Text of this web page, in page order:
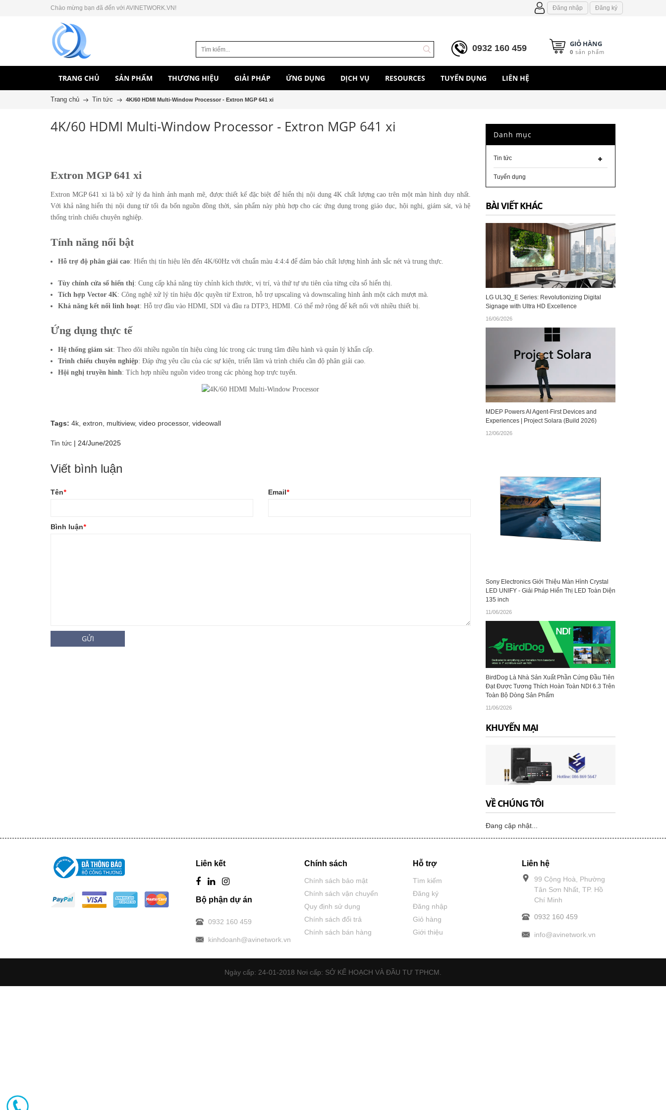
Chào mừng bạn đã đến với AVINETWORK.VN! Đăng nhập Đăng ký
0932 160 459 GIỎ HÀNG
0 sản phẩm
TRANG CHỦ SẢN PHẨM THƯƠNG HIỆU GIẢI PHÁP ỨNG DỤNG DỊCH VỤ RESOURCES TUYỂN DỤNG LIÊN HỆ
Trang chủ Tin tức 4K/60 HDMI Multi-Window Processor - Extron MGP 641 xi
4K/60 HDMI Multi-Window Processor - Extron MGP 641 xi
Extron MGP 641 xi
Extron MGP 641 xi là bộ xử lý đa hình ảnh mạnh mẽ, được thiết kế đặc biệt để hiển thị nội dung 4K chất lượng cao trên một màn hình duy nhất.
Với khả năng hiển thị nội dung từ tối đa bốn nguồn đồng thời, sản phẩm này phù hợp cho các ứng dụng trong giáo dục, hội nghị, giám sát, và hệ
thống trình chiếu chuyên nghiệp.
Tính năng nổi bật
Hỗ trợ độ phân giải cao: Hiển thị tín hiệu lên đến 4K/60Hz với chuẩn màu 4:4:4 để đảm bảo chất lượng hình ảnh sắc nét và trung thực.
Tùy chỉnh cửa sổ hiển thị: Cung cấp khả năng tùy chỉnh kích thước, vị trí, và thứ tự ưu tiên của từng cửa sổ hiển thị.
Tích hợp Vector 4K: Công nghệ xử lý tín hiệu độc quyền từ Extron, hỗ trợ upscaling và downscaling hình ảnh một cách mượt mà.
Khả năng kết nối linh hoạt: Hỗ trợ đầu vào HDMI, SDI và đầu ra DTP3, HDMI. Có thể mở rộng để kết nối với nhiều thiết bị.
Ứng dụng thực tế
Hệ thống giám sát: Theo dõi nhiều nguồn tín hiệu cùng lúc trong các trung tâm điều hành và quản lý khẩn cấp.
Trình chiếu chuyên nghiệp: Đáp ứng yêu cầu của các sự kiện, triển lãm và trình chiếu cần độ phân giải cao.
Hội nghị truyền hình: Tích hợp nhiều nguồn video trong các phòng họp trực tuyến.
Tags: 4k, extron, multiview, video processor, videowall
Tin tức | 24/June/2025
Viết bình luận
Tên* Email*
Bình luận*
GỬI
Danh mục
Tin tức
Tuyển dụng
BÀI VIẾT KHÁC
LG UL3Q_E Series: Revolutionizing Digital
Signage with Ultra HD Excellence
16/06/2026
MDEP Powers AI Agent‑First Devices and
Experiences | Project Solara (Build 2026)
12/06/2026
Sony Electronics Giới Thiệu Màn Hình Crystal
LED UNIFY - Giải Pháp Hiển Thị LED Toàn Diện
135 inch
11/06/2026
BirdDog Là Nhà Sản Xuất Phần Cứng Đầu Tiên
Đạt Được Tương Thích Hoàn Toàn NDI 6.3 Trên
Toàn Bộ Dòng Sản Phẩm
11/06/2026
KHUYẾN MẠI
VỀ CHÚNG TÔI
Đang cập nhật...
Liên kết
Bộ phận dự án
0932 160 459
kinhdoanh@avinetwork.vn
Chính sách
Chính sách bảo mật
Chính sách vận chuyển
Quy định sử dụng
Chính sách đổi trả
Chính sách bán hàng
Hỗ trợ
Tìm kiếm
Đăng ký
Đăng nhập
Giỏ hàng
Giới thiệu
Liên hệ
99 Cộng Hoà, Phường
Tân Sơn Nhất, TP. Hồ
Chí Minh
0932 160 459
info@avinetwork.vn
Ngày cấp: 24-01-2018 Nơi cấp: SỞ KẾ HOẠCH VÀ ĐẦU TƯ TPHCM.